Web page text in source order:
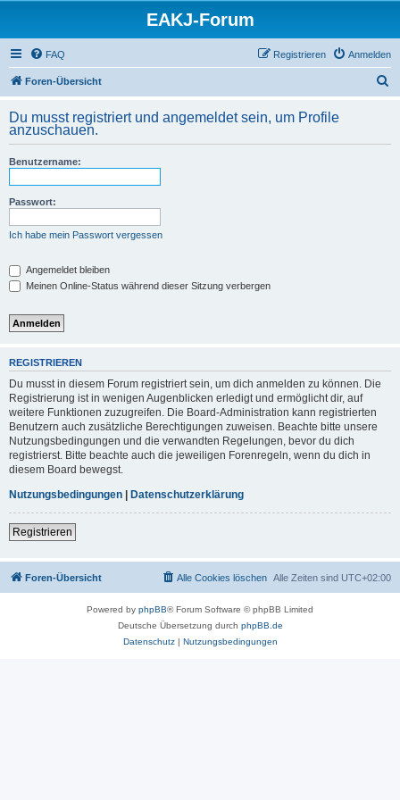
EAKJ-Forum
FAQ Anmelden
Registrieren
Foren-Übersicht
h
Du musst registriert und angemeldet sein, um Profile
anzuschauen.
Benutzername:
Passwort:
Ich habe mein Passwort vergessen
Angemeldet bleiben
Meinen Online-Status während dieser Sitzung verbergen
REGISTRIEREN
Du musst in diesem Forum registriert sein, um dich anmelden zu können. Die
Registrierung ist in wenigen Augenblicken erledigt und ermöglicht dir, auf
weitere Funktionen zuzugreifen. Die Board-Administration kann registrierten
Benutzern auch zusätzliche Berechtigungen zuweisen. Beachte bitte unsere
Nutzungsbedingungen und die verwandten Regelungen, bevor du dich
registrierst. Bitte beachte auch die jeweiligen Forenregeln, wenn du dich in
diesem Board bewegst.
Nutzungsbedingungen | Datenschutzerklärung
Registrieren
Foren-Übersicht Alle Zeiten sind UTC+02:00
Alle Cookies löschen
Powered by phpBB® Forum Software © phpBB Limited
Deutsche Übersetzung durch phpBB.de
Datenschutz| Nutzungsbedingungen